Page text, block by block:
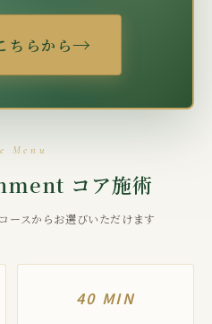
ちらから→
Menu
コア施術
ースからお選びいただけます
40 MIN